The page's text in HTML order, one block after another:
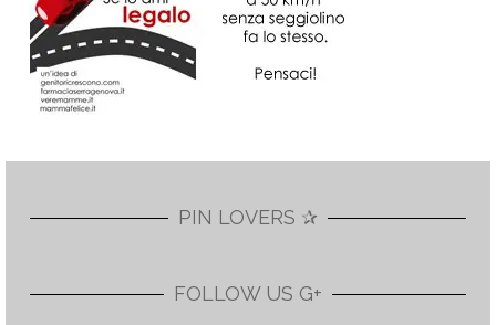
PIN LOVERS ✰
FOLLOW US G+